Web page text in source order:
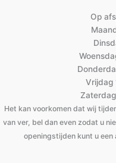
Op
Vrijdag
Het kan voorkomen dat wij
van ver, bel dan even zodat u
openingstijden kunt u een